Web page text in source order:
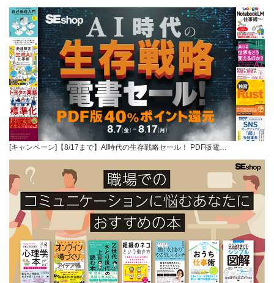
[キャンペーン]【8/17まで】AI時代の生存戦略セール！ PDF版電…